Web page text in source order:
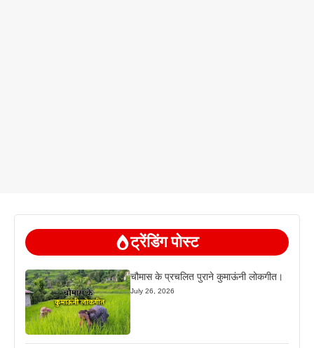
ट्रेंडिंग पोस्ट
चौमास के प्रचलित पुराने कुमाऊंनी लोकगीत।
July 26, 2026